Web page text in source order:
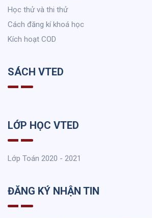
Học thử và thi thử
Cách đăng kí khoá học
Kích hoạt COD
SÁCH VTED
LỚP HỌC VTED
Lớp Toán 2020 - 2021
ĐĂNG KÝ NHẬN TIN